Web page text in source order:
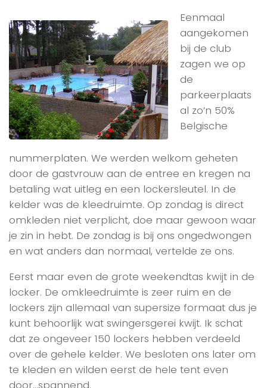
Eenmaal
aangekomen
bij de club
zagen we op
de
parkeerplaats
al zo’n 50%
Belgische
nummerplaten. We werden welkom geheten
door de gastvrouw aan de entree en kregen na
betaling wat uitleg en een lockersleutel. In de
kelder was de kleedruimte. Op zondag is direct
omkleden niet verplicht, doe maar gewoon waar
je zin in hebt. De zondag is bij ons ongedwongen
en wat anders dan normaal, vertelde ze ons.
Eerst maar even de grote weekendtas kwijt in de
locker. De omkleedruimte is zeer ruim en de
lockers zijn allemaal van supersize formaat dus je
kunt behoorlijk wat swingersgerei kwijt. Ik schat
dat ze ongeveer 150 lockers hebben verdeeld
over de gehele kelder. We besloten ons later om
te kleden en wilden eerst de hele tent even
door…spannend.